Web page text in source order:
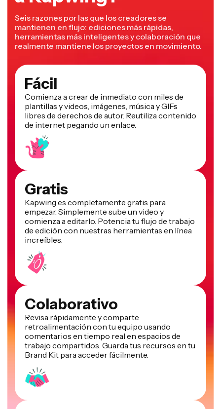
Seis razones por las que los creadores se
mantienen en flujo: ediciones más rápidas,
herramientas más inteligentes y colaboración que
realmente mantiene los proyectos en movimiento.
Fácil
Comienza a crear de inmediato con miles de
plantillas y videos, imágenes, música y GIFs
libres de derechos de autor. Reutiliza contenido
de internet pegando un enlace.
Gratis
Kapwing es completamente gratis para
empezar. Simplemente sube un video y
comienza a editarlo. Potencia tu flujo de trabajo
de edición con nuestras herramientas en línea
increíbles.
Colaborativo
Revisa rápidamente y comparte
retroalimentación con tu equipo usando
comentarios en tiempo real en espacios de
trabajo compartidos. Guarda tus recursos en tu
Brand Kit para acceder fácilmente.